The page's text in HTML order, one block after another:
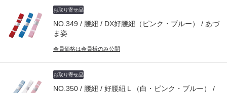
お取り寄せ品
NO.349 / 腰紐 / DX好腰紐（ピンク・ブルー） / あづ
ま姿
会員価格は会員様のみ公開
お取り寄せ品
NO.350 / 腰紐 / 好腰紐Ｌ（白・ピンク・ブルー） /